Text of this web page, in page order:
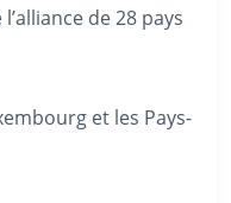
de 28 pays
et les Pays-